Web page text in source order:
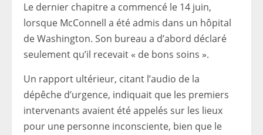
Le dernier chapitre a commencé le 14 juin,
lorsque McConnell a été admis dans un hôpital
de Washington. Son bureau a d’abord déclaré
seulement qu’il recevait « de bons soins ».
Un rapport ultérieur, citant l’audio de la
dépêche d’urgence, indiquait que les premiers
intervenants avaient été appelés sur les lieux
pour une personne inconsciente, bien que le